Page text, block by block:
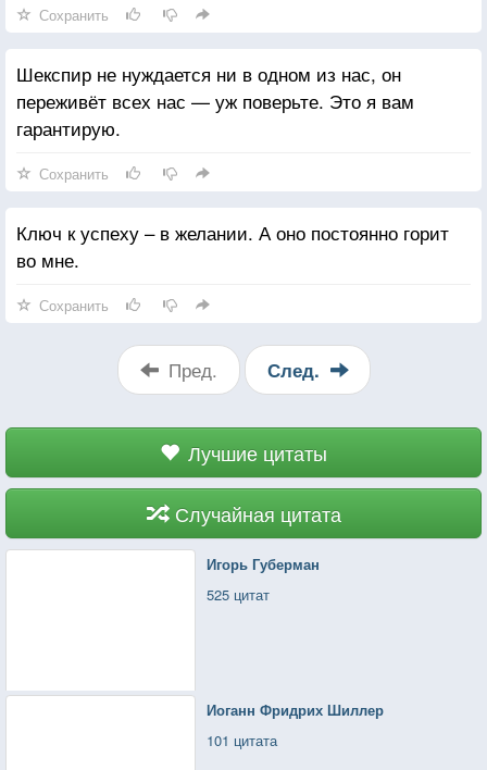
Сохранить
Шекспир не нуждается ни в одном из нас, он
переживёт всех нас — уж поверьте. Это я вам
гарантирую.
Сохранить
Ключ к успеху – в желании. А оно постоянно горит
во мне.
Сохранить
Пред. След.
Лучшие цитаты
Случайная цитата
Игорь Губерман
525 цитат
Иоганн Фридрих Шиллер
101 цитата